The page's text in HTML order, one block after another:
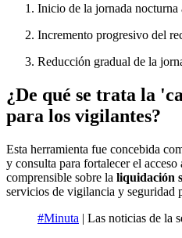
Inicio de la jornada nocturna
Incremento progresivo del
Reducción gradual de la
¿De qué se trata la
para los vigilantes?
Esta herramienta fue concebida
y consulta para fortalecer el
comprensible sobre la liquidación
servicios de vigilancia y seguridad
#Minuta | Las noticias de la